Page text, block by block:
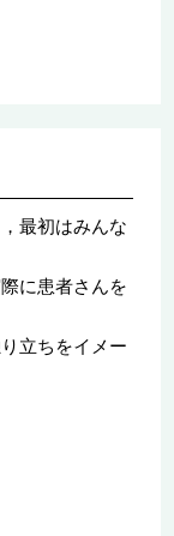
最初はみんな
に患者さんを
立ちをイメー